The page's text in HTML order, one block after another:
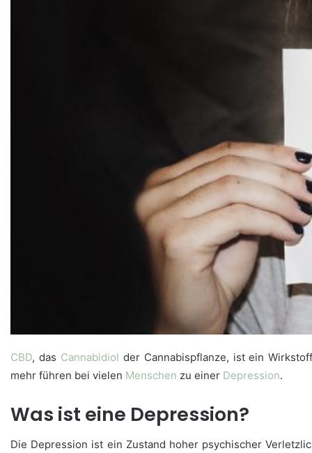
CBD, das Cannabidiol der Cannabispflanze, ist ein
mehr führen bei vielen Menschen zu einer Depression.
Was ist eine Depression?
Die Depression ist ein Zustand hoher psychischer